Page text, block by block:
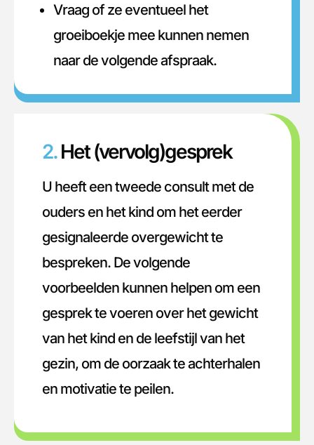
Vraag of ze eventueel het
groeiboekje mee kunnen nemen
naar de volgende afspraak.
2.Het (vervolg)gesprek
U heeft een tweede consult met de
ouders en het kind om het eerder
gesignaleerde overgewicht te
bespreken. De volgende
voorbeelden kunnen helpen om een
gesprek te voeren over het gewicht
van het kind en de leefstijl van het
gezin, om de oorzaak te achterhalen
en motivatie te peilen.